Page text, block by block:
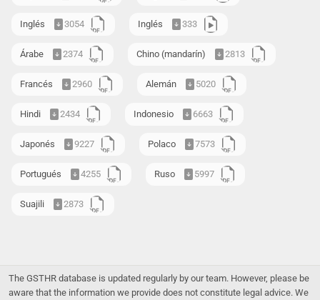
Inglés 3054 Inglés 333
Árabe 2374 Chino (mandarín) 2813
Francés 2960 Alemán 5020
Hindi 2434 Indonesio 6663
Japonés 9227 Polaco 7573
Portugués 4255 Ruso 5997
Suajili 2873
The GSTHR database is updated regularly by our team. However, please be
aware that the information we provide does not constitute legal advice. We